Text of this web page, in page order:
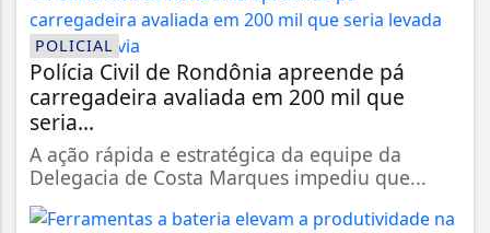
POLICIAL
Polícia Civil de Rondônia apreende pá
carregadeira avaliada em 200 mil que
seria...
A ação rápida e estratégica da equipe da
Delegacia de Costa Marques impediu que...